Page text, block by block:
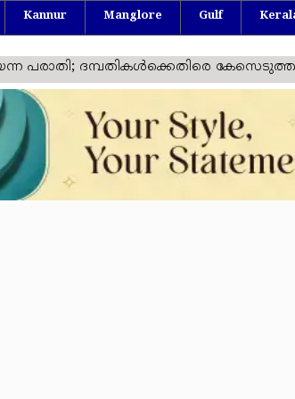
Kannur Manglore Gulf